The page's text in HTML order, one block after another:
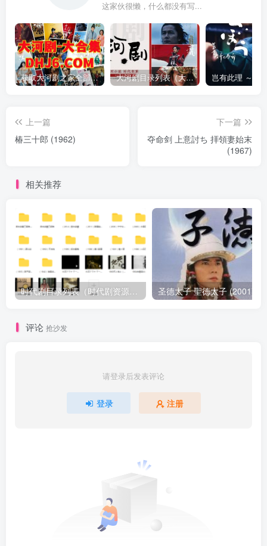
这家伙很懒，什么都没有写...
获取大河剧之家全部资源 大河剧目录列表（大河剧资源以本目录为准）
上一篇
椿三十郎 (1962)
下一篇
夺命剑 上意討ち 拝領妻始末
(1967)
相关推荐
时代剧目录列表（时代剧资源以本目录为准） 圣德太子 聖徳太子 (2001)
评论 抢沙发
请登录后发表评论
登录 注册